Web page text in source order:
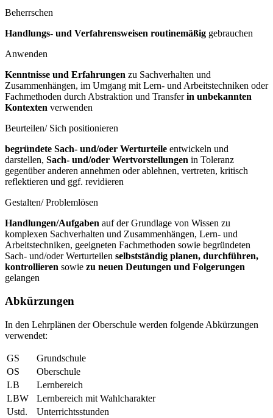
Beherrschen
Handlungs- und Verfahrensweisen routinemäßig gebrauchen
Anwenden
Kenntnisse und Erfahrungen zu Sachverhalten und
Zusammenhängen, im Umgang mit Lern- und Arbeitstechniken oder
Fachmethoden durch Abstraktion und Transferin unbekannten
Kontexten verwenden
Beurteilen/ Sich positionieren
begründete Sach- und/oder Werturteile entwickeln und
darstellen, Sach- und/oder Wertvorstellungen in Toleranz
gegenüber anderen annehmen oder ablehnen, vertreten, kritisch
reflektieren und ggf. revidieren
Gestalten/ Problemlösen
Handlungen/Aufgaben auf der Grundlage von Wissen zu
komplexen Sachverhalten und Zusammenhängen, Lern- und
Arbeitstechniken, geeigneten Fachmethoden sowie begründeten
Sach- und/oder Werturteilen selbstständig planen, durchführen,
kontrollieren sowie zu neuen Deutungen und Folgerungen
gelangen
Abkürzungen
In den Lehrplänen der Oberschule werden folgende Abkürzungen
verwendet:
GS
Grundschule
OS
Oberschule
LB
Lernbereich
LBW
Lernbereich mit Wahlcharakter
Ustd.
Unterrichtsstunden